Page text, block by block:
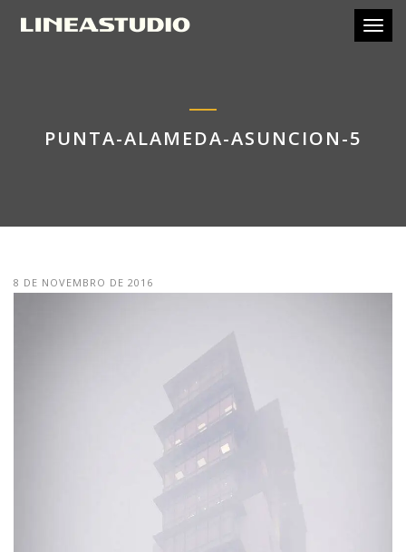
PUNTA-ALAMEDA-ASUNCION-5
8 DE NOVEMBRO DE 2016